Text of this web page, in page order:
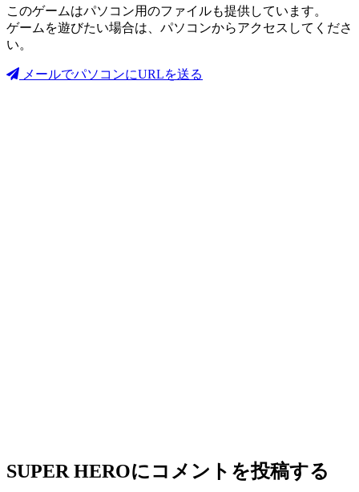
このゲームはパソコン用のファイルも提供しています。
ゲームを遊びたい場合は、パソコンからアクセスしてくださ
い。
メールでパソコンにURLを送る
SUPER HEROにコメントを投稿する